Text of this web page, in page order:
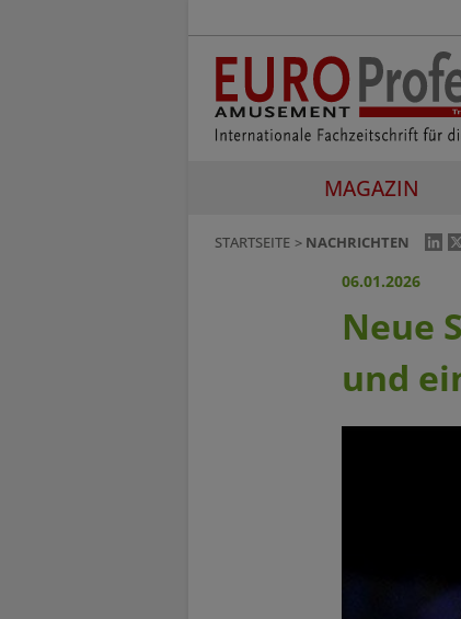
MAGAZIN
STARTSEITE NACHRICHTEN
06.01.2026
Neue
und